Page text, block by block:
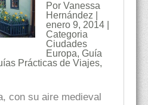
Por Vanessa
Hernández |
enero 9, 2014 |
Categoria
Ciudades
Europa, Guía
Prácticas de Viajes,
con su aire medieval